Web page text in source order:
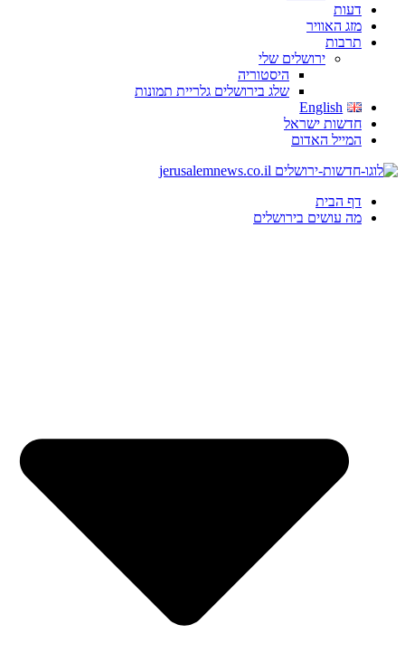
דעות
מזג האוויר
תרבות
ירושלים שלי
היסטוריה
שלג בירושלים גלריית תמונות
English
חדשות ישראל
המייל האדום
דף הבית
מה עושים בירושלים